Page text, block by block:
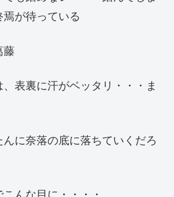
焉が待っている
藤
表裏に汗がベッタリ・・・ま
に奈落の底に落ちていくだろ
んな目に・・・・